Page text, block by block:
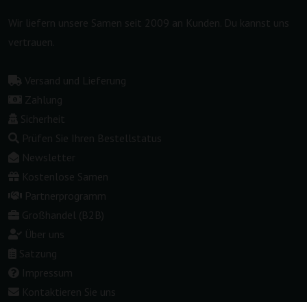
Wir liefern unsere Samen seit 2009 an Kunden. Du kannst uns
vertrauen.
Versand und Lieferung
Zahlung
Sicherheit
Prüfen Sie Ihren Bestellstatus
Newsletter
Kostenlose Samen
Partnerprogramm
Großhandel (B2B)
Über uns
Satzung
Impressum
Kontaktieren Sie uns